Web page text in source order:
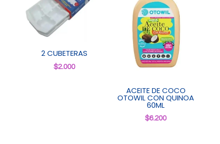
2 CUBETERAS
$2.000
ACEITE DE COCO
OTOWIL CON QUINOA
60ML
$6.200